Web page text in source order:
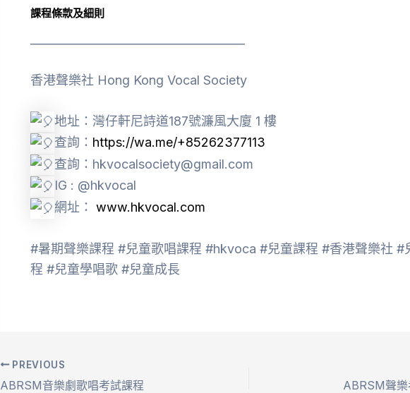
課程條款及細則
香港聲樂社 Hong Kong Vocal Society
地址：灣仔軒尼詩道187號濂風大廈 1 樓
查詢： https://wa.me/+85262377113
查詢：hkvocalsociety@gmail.com
IG : @hkvocal
網址： www.hkvocal.com
#暑期聲樂課程 #兒童歌唱課程 #hkvoca #兒童課程 #香港聲樂社 #
程 #兒童學唱歌 #兒童成長
PREVIOUS
ABRSM音樂劇歌唱考試課程 ABRSM聲